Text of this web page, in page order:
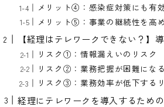
メリット④：感染症対策にも有効
メリット⑤：事業の継続性を高
【経理はテレワークできない？】
リスク①：情報漏えいのリスク
リスク②：業務把握が困難にな
リスク③：業務効率が低下する
経理にテレワークを導入するため